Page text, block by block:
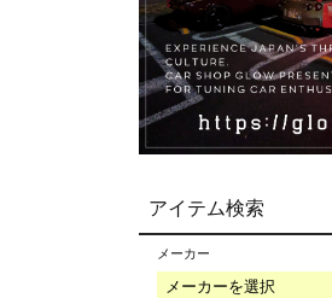
アイテム検索
メーカー